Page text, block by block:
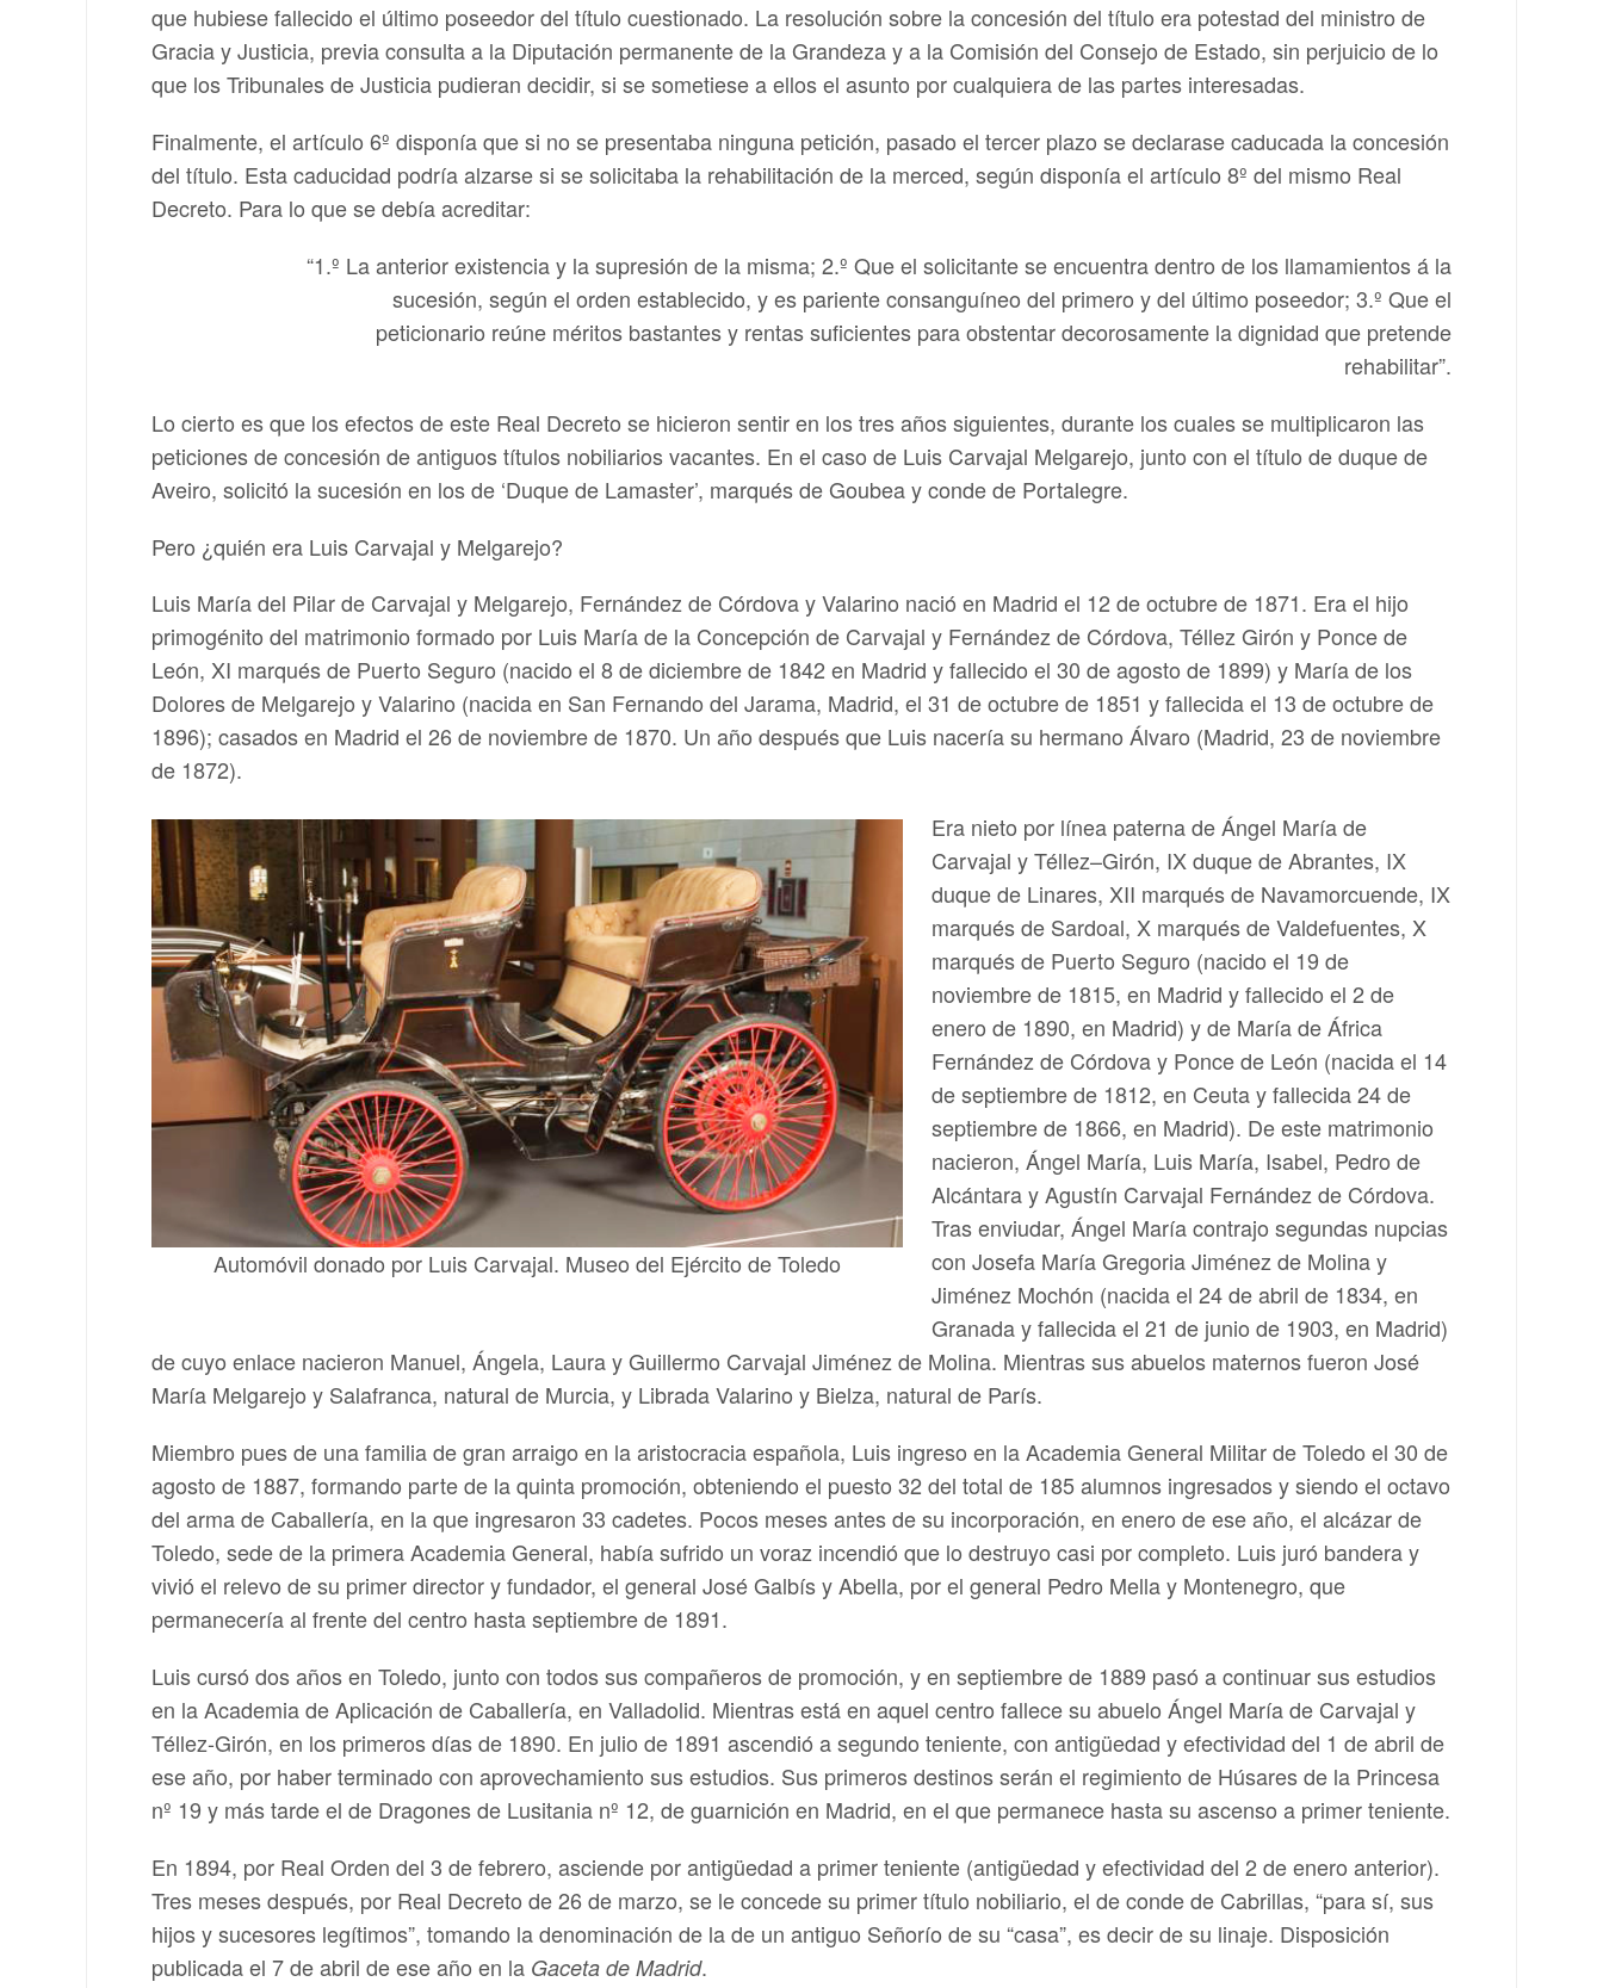
que hubiese fallecido el último poseedor del título cuestionado. La resolución sobre la concesión del título era potestad del ministro de
Gracia y Justicia, previa consulta a la Diputación permanente de la Grandeza y a la Comisión del Consejo de Estado, sin perjuicio de lo
que los Tribunales de Justicia pudieran decidir, si se sometiese a ellos el asunto por cualquiera de las partes interesadas.
Finalmente, el artículo 6º disponía que si no se presentaba ninguna petición, pasado el tercer plazo se declarase caducada la concesión
del título. Esta caducidad podría alzarse si se solicitaba la rehabilitación de la merced, según disponía el artículo 8º del mismo Real
Decreto. Para lo que se debía acreditar:
“1.º La anterior existencia y la supresión de la misma; 2.º Que el solicitante se encuentra dentro de los llamamientos á la
sucesión, según el orden establecido, y es pariente consanguíneo del primero y del último poseedor; 3.º Que el
peticionario reúne méritos bastantes y rentas suficientes para obstentar decorosamente la dignidad que pretende
rehabilitar”.
Lo cierto es que los efectos de este Real Decreto se hicieron sentir en los tres años siguientes, durante los cuales se multiplicaron las
peticiones de concesión de antiguos títulos nobiliarios vacantes. En el caso de Luis Carvajal Melgarejo, junto con el título de duque de
Aveiro, solicitó la sucesión en los de ‘Duque de Lamaster’, marqués de Goubea y conde de Portalegre.
Pero ¿quién era Luis Carvajal y Melgarejo?
Luis María del Pilar de Carvajal y Melgarejo, Fernández de Córdova y Valarino nació en Madrid el 12 de octubre de 1871. Era el hijo
primogénito del matrimonio formado por Luis María de la Concepción de Carvajal y Fernández de Córdova, Téllez Girón y Ponce de
León, XI marqués de Puerto Seguro (nacido el 8 de diciembre de 1842 en Madrid y fallecido el 30 de agosto de 1899) y María de los
Dolores de Melgarejo y Valarino (nacida en San Fernando del Jarama, Madrid, el 31 de octubre de 1851 y fallecida el 13 de octubre de
1896); casados en Madrid el 26 de noviembre de 1870. Un año después que Luis nacería su hermano Álvaro (Madrid, 23 de noviembre
de 1872).
Automóvil donado por Luis Carvajal. Museo del Ejército de Toledo
Era nieto por línea paterna de Ángel María de
Carvajal y Téllez–Girón, IX duque de Abrantes, IX
duque de Linares, XII marqués de Navamorcuende, IX
marqués de Sardoal, X marqués de Valdefuentes, X
marqués de Puerto Seguro (nacido el 19 de
noviembre de 1815, en Madrid y fallecido el 2 de
enero de 1890, en Madrid) y de María de África
Fernández de Córdova y Ponce de León (nacida el 14
de septiembre de 1812, en Ceuta y fallecida 24 de
septiembre de 1866, en Madrid). De este matrimonio
nacieron, Ángel María, Luis María, Isabel, Pedro de
Alcántara y Agustín Carvajal Fernández de Córdova.
Tras enviudar, Ángel María contrajo segundas nupcias
con Josefa María Gregoria Jiménez de Molina y
Jiménez Mochón (nacida el 24 de abril de 1834, en
Granada y fallecida el 21 de junio de 1903, en Madrid)
de cuyo enlace nacieron Manuel, Ángela, Laura y Guillermo Carvajal Jiménez de Molina. Mientras sus abuelos maternos fueron José
María Melgarejo y Salafranca, natural de Murcia, y Librada Valarino y Bielza, natural de París.
Miembro pues de una familia de gran arraigo en la aristocracia española, Luis ingreso en la Academia General Militar de Toledo el 30 de
agosto de 1887, formando parte de la quinta promoción, obteniendo el puesto 32 del total de 185 alumnos ingresados y siendo el octavo
del arma de Caballería, en la que ingresaron 33 cadetes. Pocos meses antes de su incorporación, en enero de ese año, el alcázar de
Toledo, sede de la primera Academia General, había sufrido un voraz incendió que lo destruyo casi por completo. Luis juró bandera y
vivió el relevo de su primer director y fundador, el general José Galbís y Abella, por el general Pedro Mella y Montenegro, que
permanecería al frente del centro hasta septiembre de 1891.
Luis cursó dos años en Toledo, junto con todos sus compañeros de promoción, y en septiembre de 1889 pasó a continuar sus estudios
en la Academia de Aplicación de Caballería, en Valladolid. Mientras está en aquel centro fallece su abuelo Ángel María de Carvajal y
Téllez-Girón, en los primeros días de 1890. En julio de 1891 ascendió a segundo teniente, con antigüedad y efectividad del 1 de abril de
ese año, por haber terminado con aprovechamiento sus estudios. Sus primeros destinos serán el regimiento de Húsares de la Princesa
nº 19 y más tarde el de Dragones de Lusitania nº 12, de guarnición en Madrid, en el que permanece hasta su ascenso a primer teniente.
En 1894, por Real Orden del 3 de febrero, asciende por antigüedad a primer teniente (antigüedad y efectividad del 2 de enero anterior).
Tres meses después, por Real Decreto de 26 de marzo, se le concede su primer título nobiliario, el de conde de Cabrillas, “para sí, sus
hijos y sucesores legítimos”, tomando la denominación de la de un antiguo Señorío de su “casa”, es decir de su linaje. Disposición
publicada el 7 de abril de ese año en la Gaceta de Madrid.